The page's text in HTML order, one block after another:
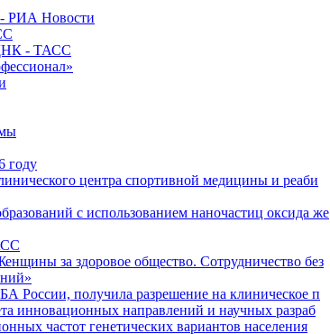
- РИА Новости
ДНК - ТАСС
году
центра спортивной медицины и реаби
с использованием наночастиц оксида же
за здоровое общество. Сотрудничество без
России, получила разрешение на клиническое п
инновационных направлений и научных разраб
частот генетических вариантов населения